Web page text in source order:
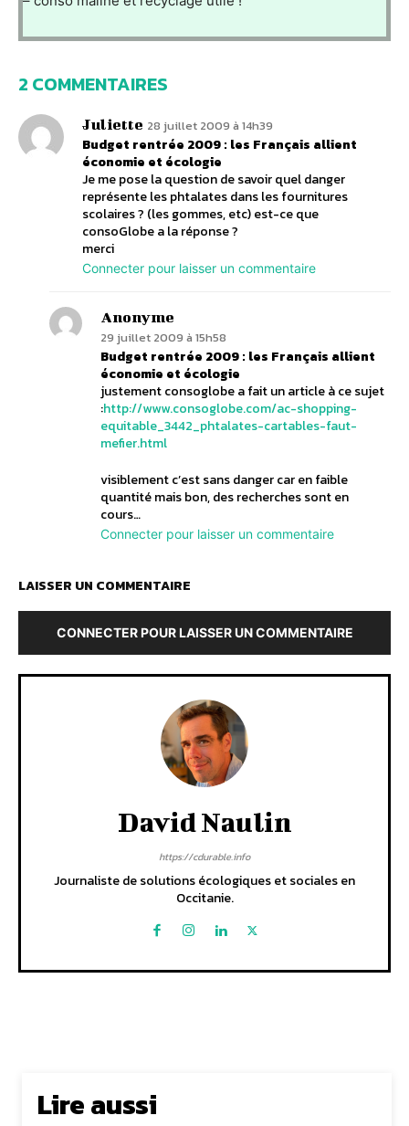
2 COMMENTAIRES
Juliette 28 juillet 2009 à 14h39
Budget rentrée 2009 : les Français allient
économie et écologie
Je me pose la question de savoir quel danger
représente les phtalates dans les fournitures
scolaires ? (les gommes, etc) est-ce que
consoGlobe a la réponse ?
merci
Connecter pour laisser un commentaire
Anonyme
29 juillet 2009 à 15h58
Budget rentrée 2009 : les Français allient
économie et écologie
justement consoglobe a fait un article à ce sujet
:http://www.consoglobe.com/ac-shopping-
equitable_3442_phtalates-cartables-faut-
mefier.html
visiblement c’est sans danger car en faible
quantité mais bon, des recherches sont en
cours…
Connecter pour laisser un commentaire
LAISSER UN COMMENTAIRE
CONNECTER POUR LAISSER UN COMMENTAIRE
David Naulin
https://cdurable.info
Journaliste de solutions écologiques et sociales en
Occitanie.
Lire aussi